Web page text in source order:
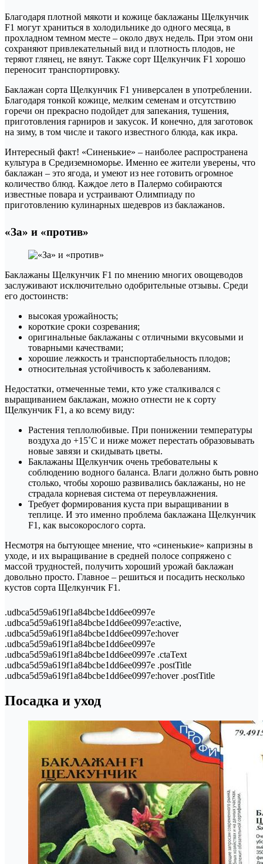
Благодаря плотной мякоти и кожице баклажаны Щелкунчик
F1 могут храниться в холодильнике до одного месяца, в
прохладном темном месте – около двух недель. При этом они
сохраняют привлекательный вид и плотность плодов, не
теряют глянец, не вянут. Также сорт Щелкунчик F1 хорошо
переносит транспортировку.
Баклажан сорта Щелкунчик F1 универсален в употреблении.
Благодаря тонкой кожице, мелким семенам и отсутствию
горечи он прекрасно подойдет для запекания, тушения,
приготовления гарниров и закусок. И конечно, для заготовок
на зиму, в том числе и такого известного блюда, как икра.
Интересный факт! «Синенькие» – наиболее распространена
культура в Средиземноморье. Именно ее жители уверены, что
баклажан – это ягода, и умеют из нее готовить огромное
количество блюд. Каждое лето в Палермо собираются
известные повара и устраивают Олимпиаду по
приготовлению кулинарных шедевров из баклажанов.
«За» и «против»
Баклажаны Щелкунчик F1 по мнению многих овощеводов
заслуживают исключительно одобрительные отзывы. Среди
его достоинств:
высокая урожайность;
короткие сроки созревания;
оригинальные баклажаны с отличными вкусовыми и
товарными качествами;
хорошие лежкость и транспортабельность плодов;
относительная устойчивость к заболеваниям.
Недостатки, отмеченные теми, кто уже сталкивался с
выращиванием баклажан, можно отнести не к сорту
Щелкунчик F1, а ко всему виду:
Растения теплолюбивые. При понижении температуры
воздуха до +15˚C и ниже может перестать образовывать
новые завязи и скидывать цветы.
Баклажаны Щелкунчик очень требовательны к
соблюдению водного баланса. Влаги должно быть ровно
столько, чтобы хорошо развивались баклажаны, но не
страдала корневая система от переувлажнения.
Требует формирования куста при выращивании в
теплице. И это именно проблема баклажана Щелкунчик
F1, как высокорослого сорта.
Несмотря на бытующее мнение, что «синенькие» капризны в
уходе, и их выращивание в средней полосе сопряжено с
массой трудностей, получить хороший урожай баклажан
довольно просто. Главное – решиться и посадить несколько
кустов сорта Щелкунчик F1.
.udbca5d59a619f1a84bcbe1dd6ee0997e
.udbca5d59a619f1a84bcbe1dd6ee0997e:active,
.udbca5d59a619f1a84bcbe1dd6ee0997e:hover
.udbca5d59a619f1a84bcbe1dd6ee0997e
.udbca5d59a619f1a84bcbe1dd6ee0997e .ctaText
.udbca5d59a619f1a84bcbe1dd6ee0997e .postTitle
.udbca5d59a619f1a84bcbe1dd6ee0997e:hover .postTitle
Посадка и уход